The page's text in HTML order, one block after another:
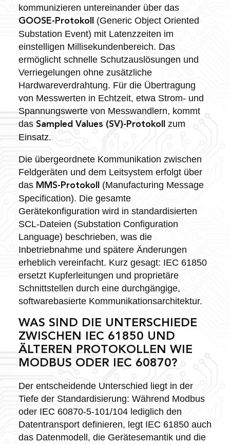
kommunizieren untereinander über das
GOOSE-Protokoll (Generic Object Oriented
Substation Event) mit Latenzzeiten im
einstelligen Millisekundenbereich. Das
ermöglicht schnelle Schutzauslösungen und
Verriegelungen ohne zusätzliche
Hardwareverdrahtung. Für die Übertragung
von Messwerten in Echtzeit, etwa Strom- und
Spannungswerte von Messwandlern, kommt
das Sampled Values (SV)-Protokoll zum
Einsatz.
Die übergeordnete Kommunikation zwischen
Feldgeräten und dem Leitsystem erfolgt über
das MMS-Protokoll (Manufacturing Message
Specification). Die gesamte
Gerätekonfiguration wird in standardisierten
SCL-Dateien (Substation Configuration
Language) beschrieben, was die
Inbetriebnahme und spätere Änderungen
erheblich vereinfacht. Kurz gesagt: IEC 61850
ersetzt Kupferleitungen und proprietäre
Schnittstellen durch eine durchgängige,
softwarebasierte Kommunikationsarchitektur.
WAS SIND DIE UNTERSCHIEDE
ZWISCHEN IEC 61850 UND
ÄLTEREN PROTOKOLLEN WIE
MODBUS ODER IEC 60870?
Der entscheidende Unterschied liegt in der
Tiefe der Standardisierung: Während Modbus
oder IEC 60870-5-101/104 lediglich den
Datentransport definieren, legt IEC 61850 auch
das Datenmodell, die Gerätesemantik und die